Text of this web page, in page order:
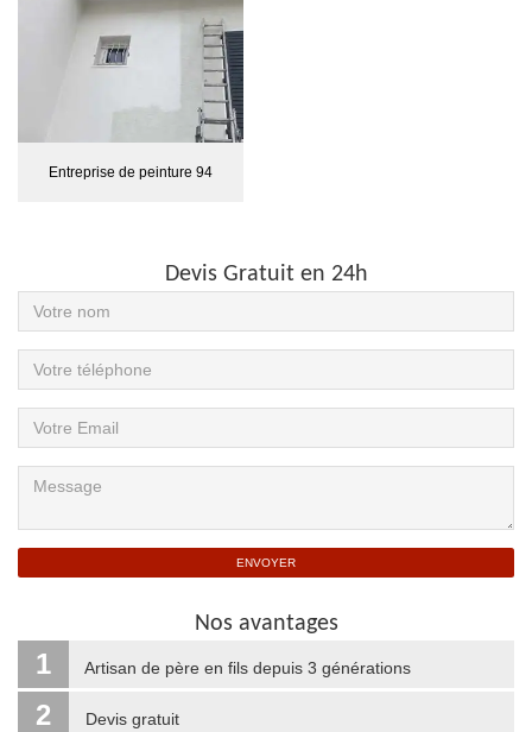
Entreprise de peinture 94
Devis Gratuit en 24h
Nos avantages
1 Artisan de père en fils depuis 3 générations
2 Devis gratuit